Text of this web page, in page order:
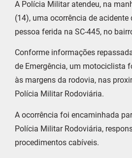
A Polícia Militar atendeu, na
(14), uma ocorrência de acidente
pessoa ferida na SC-445, no
Conforme informações
de Emergência, um motociclista
às margens da rodovia, nas
Polícia Militar Rodoviária.
A ocorrência foi encaminhada
Polícia Militar Rodoviária,
procedimentos cabíveis.